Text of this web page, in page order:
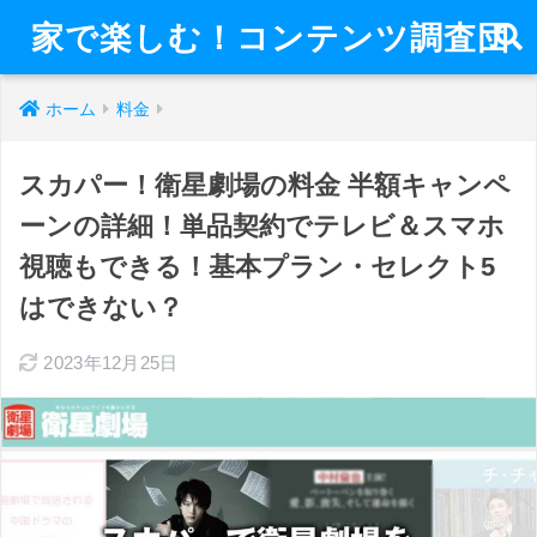
家で楽しむ！コンテンツ調査団
ホーム 料金
スカパー！衛星劇場の料金 半額キャンペ
ーンの詳細！単品契約でテレビ＆スマホ
視聴もできる！基本プラン・セレクト5
はできない？
2023年12月25日